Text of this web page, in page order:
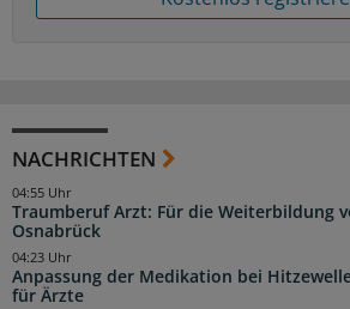
NACHRICHTEN
Traumberuf Arzt: Für die Weiterbildung
Osnabrück
04:55 Uhr
Anpassung der Medikation bei
für Ärzte
04:23 Uhr